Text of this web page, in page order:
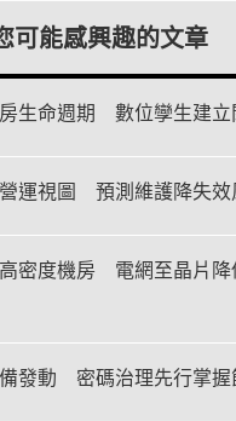
可能感興趣的文章
生命週期 數位孿生建立
運視圖 預測維護降失效
密度機房 電網至晶片降
發動 密碼治理先行掌握